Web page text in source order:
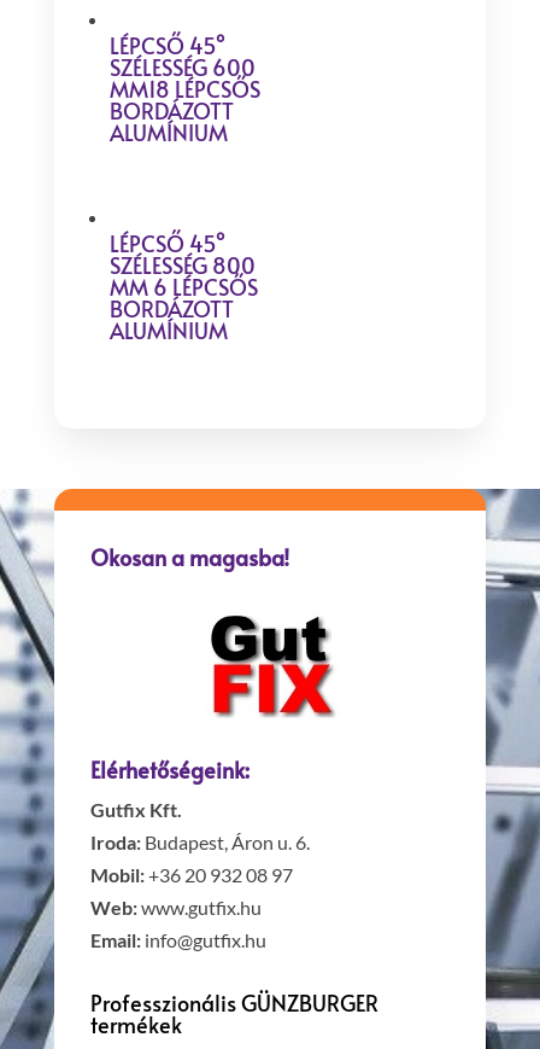
LÉPCSŐ 45°
SZÉLESSÉG 600
MM18 LÉPCSŐS
BORDÁZOTT
ALUMÍNIUM
LÉPCSŐ 45°
SZÉLESSÉG 800
MM 6 LÉPCSŐS
BORDÁZOTT
ALUMÍNIUM
Okosan a magasba!
Elérhetőségeink:
Gutfix Kft.
Iroda:Budapest, Áron u. 6.
Mobil:+36 20 932 08 97
Web:www.gutfix.hu
Email: info@gutfix.hu
Professzionális GÜNZBURGER
termékek